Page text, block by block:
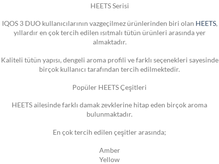
HEETS Serisi
IQOS 3 DUO kullanıcılarının vazgeçilmez ürünlerinden biri olan HEETS,
yıllardır en çok tercih edilen ısıtmalı tütün ürünleri arasında yer
almaktadır.
Kaliteli tütün yapısı, dengeli aroma profili ve farklı seçenekleri sayesinde
birçok kullanıcı tarafından tercih edilmektedir.
Popüler HEETS Çeşitleri
HEETS ailesinde farklı damak zevklerine hitap eden birçok aroma
bulunmaktadır.
En çok tercih edilen çeşitler arasında;
Amber
Yellow